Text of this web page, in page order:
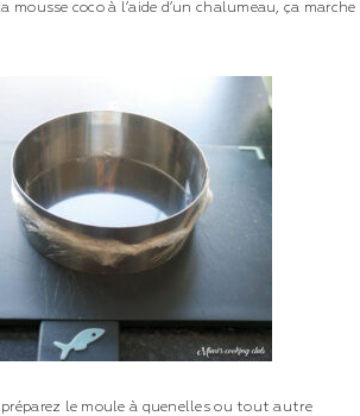
mousse coco à l’aide d’un chalumeau, ça marche
préparez le moule à quenelles ou tout autre